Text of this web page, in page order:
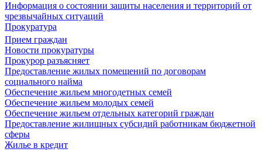
Информация о состоянии защиты населения и территорий от
чрезвычайных ситуаций
Прокуратура
Прием граждан
Новости прокуратуры
Прокурор разъясняет
Предоставление жилых помещений по договорам
социального найма
Обеспечение жильем многодетных семей
Обеспечение жильем молодых семей
Обеспечение жильем отдельных категорий граждан
Предоставление жилищных субсидий работникам бюджетной
сферы
Жилье в кредит